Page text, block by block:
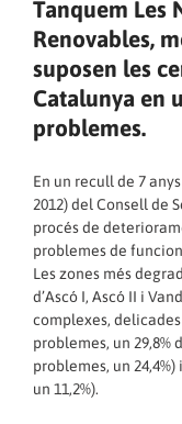
Tanquem Les
Renovables,
suposen les
Catalunya en
problemes.
En un recull de 7
2012) del Consell de
procés de
problemes de
Les zones més
d’Ascó I, Ascó II i
complexes,
problemes, un 29,8%
problemes, un
un 11,2%).